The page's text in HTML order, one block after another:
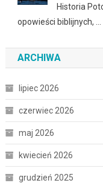
Historia
opowieści biblijnych, …
ARCHIWA
lipiec 2026
czerwiec 2026
maj 2026
kwiecień 2026
grudzień 2025